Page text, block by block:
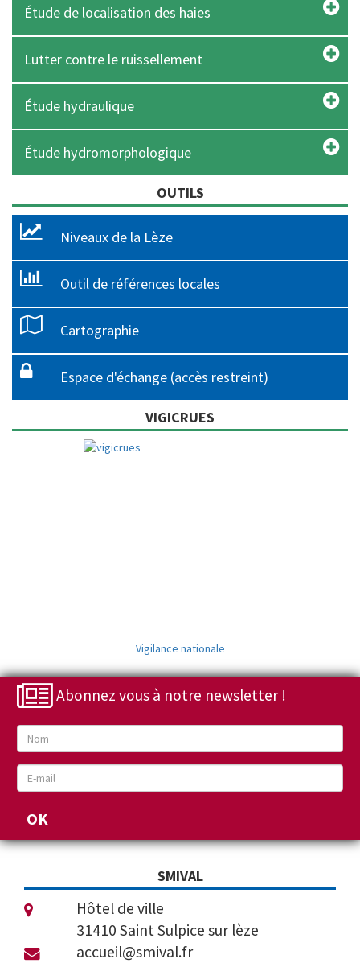
Étude de localisation des haies
Lutter contre le ruissellement
Étude hydraulique
Étude hydromorphologique
OUTILS
Niveaux de la Lèze
Outil de références locales
Cartographie
Espace d'échange (accès restreint)
VIGICRUES
Vigilance nationale
Abonnez vous à notre newsletter !
SMIVAL
Hôtel de ville
31410 Saint Sulpice sur lèze
accueil@smival.fr